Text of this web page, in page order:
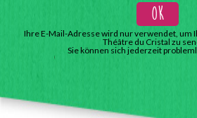
Ihre E-Mail-Adresse wird nur verwendet, um
Théâtre du Cristal zu
Sie können sich jederzeit